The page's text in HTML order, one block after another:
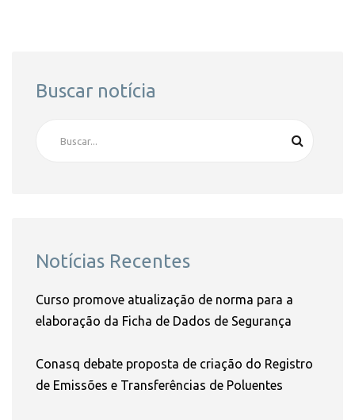
Buscar notícia
Notícias Recentes
Curso promove atualização de norma para a
elaboração da Ficha de Dados de Segurança
Conasq debate proposta de criação do Registro
de Emissões e Transferências de Poluentes